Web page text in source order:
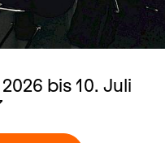
bis 10. Juli